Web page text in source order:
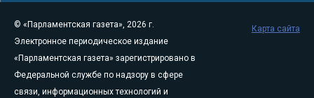
© «Парламентская газета», 2026 г.
Электронное периодическое издание
«Парламентская газета» зарегистрировано в
Федеральной службе по надзору в сфере
связи, информационных технологий и
Карта сайта